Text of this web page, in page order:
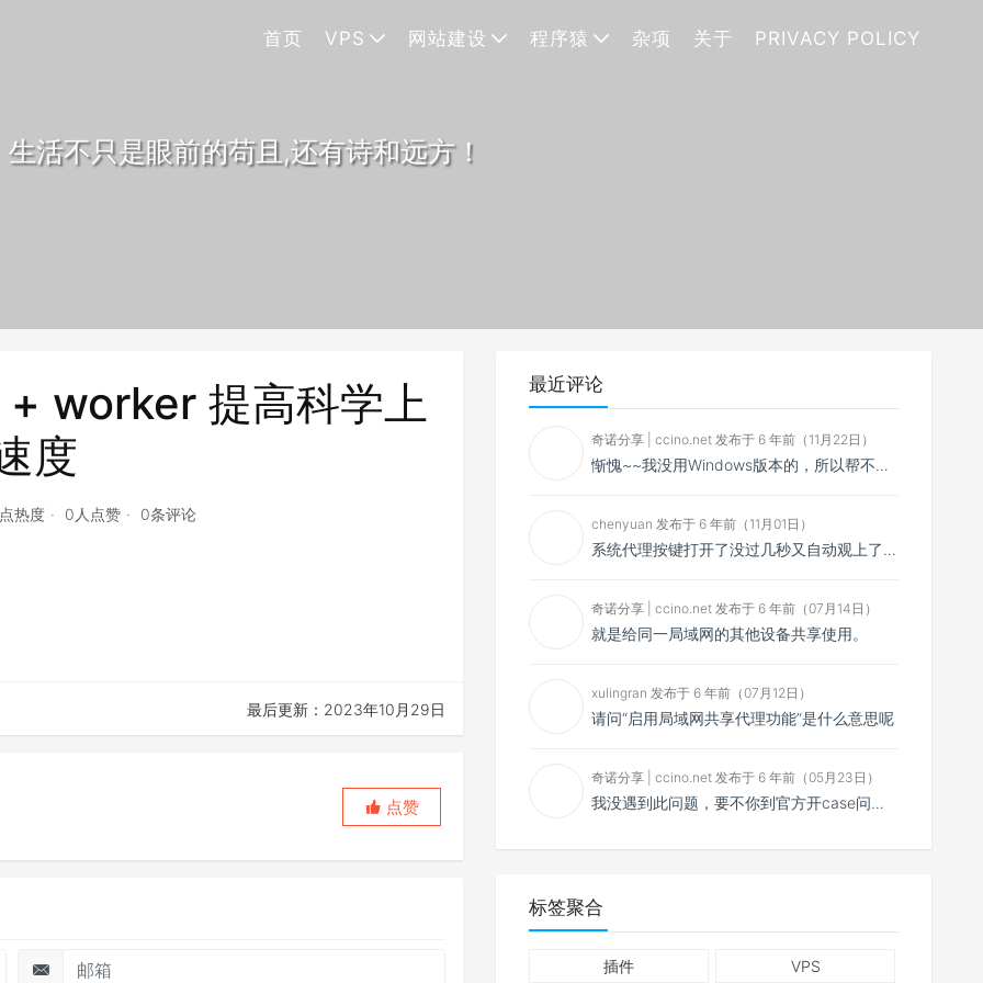
首页 VPS 网站建设 程序猿 杂项 关于 PRIVACY POLICY
生活不只是眼前的苟且,还有诗和远方！
worker 提高科学上
度
热度 0人点赞 0条评论
最后更新：2023年10月29日
点赞
最近评论
奇诺分享 | ccino.net 发布于 6 年前（11月22日）
惭愧~~我没用Windows版本的，所以帮不了你~~
chenyuan 发布于 6 年前（11月01日）
系统代理按键打开了没过几秒又自动观上了，导致一直打开不了，是什么问题呢？感谢大佬，请帮帮忙！谢谢！
奇诺分享 | ccino.net 发布于 6 年前（07月14日）
就是给同一局域网的其他设备共享使用。
xulingran 发布于 6 年前（07月12日）
请问“启用局域网共享代理功能”是什么意思呢
奇诺分享 | ccino.net 发布于 6 年前（05月23日）
我没遇到此问题，要不你到官方开case问问看？
标签聚合
插件 VPS